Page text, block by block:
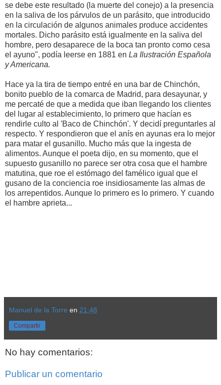
se debe este resultado (la muerte del conejo) a la presencia
en la saliva de los párvulos de un parásito, que introducido
en la circulación de algunos animales produce accidentes
mortales. Dicho parásito está igualmente en la saliva del
hombre, pero desaparece de la boca tan pronto como cesa
el ayuno", podía leerse en 1881 en La Ilustración Española
y Americana.
Hace ya la tira de tiempo entré en una bar de Chinchón,
bonito pueblo de la comarca de Madrid, para desayunar, y
me percaté de que a medida que iban llegando los clientes
del lugar al establecimiento, lo primero que hacían es
rendirle culto al 'Baco de Chinchón'. Y decidí preguntarles al
respecto. Y respondieron que el anís en ayunas era lo mejor
para matar el gusanillo. Mucho más que la ingesta de
alimentos. Aunque el poeta dijo, en su momento, que el
supuesto gusanillo no parece ser otra cosa que el hambre
matutina, que roe el estómago del famélico igual que el
gusano de la conciencia roe insidiosamente las almas de
los arrepentidos. Aunque lo primero es lo primero. Y cuando
el hambre aprieta...
Manuel de la Torre en 21:48
Compartir
No hay comentarios:
Publicar un comentario